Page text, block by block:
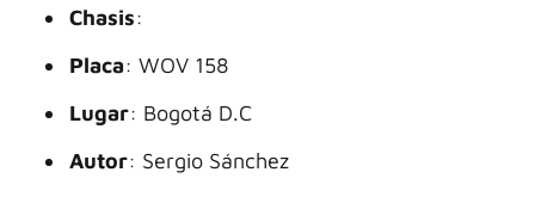
Chasis:
Placa: WOV 158
Lugar: Bogotá D.C
Autor: Sergio Sánchez